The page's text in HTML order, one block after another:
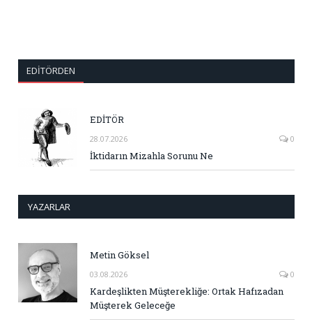
EDITÖRDEN
EDİTÖR
28.07.2026 0
İktidarın Mizahla Sorunu Ne
YAZARLAR
Metin Göksel
03.08.2026 0
Kardeşlikten Müşterekliğe: Ortak Hafızadan
Müşterek Geleceğe